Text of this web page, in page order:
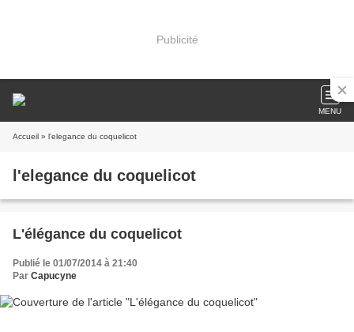
Publicité
MENU
Accueil » l'elegance du coquelicot
l'elegance du coquelicot
L'élégance du coquelicot
Publié le 01/07/2014 à 21:40
Par Capucyne